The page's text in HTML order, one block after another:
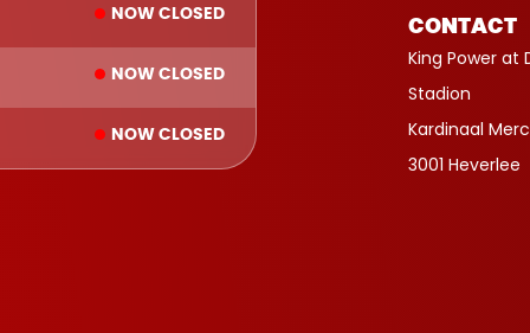
NOW CLOSED
NOW CLOSED
NOW CLOSED
CONTACT
King Power at
Stadion
Kardinaal
3001 Heverlee